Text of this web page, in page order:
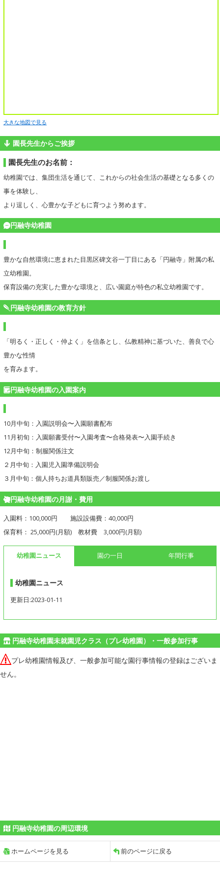
大きな地図で見る
園長先生からご挨拶
園長先生のお名前：
幼稚園では、集団生活を通じて、これからの社会生活の基礎となる多くの
事を体験し、
より逞しく、心豊かな子どもに育つよう努めます。
円融寺幼稚園
豊かな自然環境に恵まれた目黒区碑文谷一丁目にある「円融寺」附属の私
立幼稚園。
保育設備の充実した豊かな環境と、広い園庭が特色の私立幼稚園です。
円融寺幼稚園の教育方針
「明るく・正しく・仲よく」を信条とし、仏教精神に基づいた、善良で心
豊かな性情
を育みます。
円融寺幼稚園の入園案内
10月中旬：入園説明会〜入園願書配布
11月初旬：入園願書受付〜入園考査〜合格発表〜入園手続き
12月中旬：制服関係注文
２月中旬：入園児入園準備説明会
３月中旬：個人持ちお道具類販売／制服関係お渡し
円融寺幼稚園の月謝・費用
入園料：100,000円 施設設備費：40,000円
保育料： 25,000円(月額) 教材費 3,000円(月額)
幼稚園ニュース 園の一日 年間行事
幼稚園ニュース
更新日:2023-01-11
円融寺幼稚園未就園児クラス（プレ幼稚園）・一般参加行事
プレ幼稚園情報及び、一般参加可能な園行事情報の登録はございま
せん。
円融寺幼稚園の周辺環境
ホームページを見る 前のページに戻る